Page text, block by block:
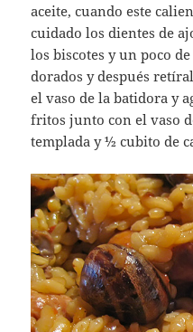
aceite, cuando este
cuidado los dientes de
los biscotes y un poco
dorados y después
el vaso de la batidora y
fritos junto con el vaso
templada y ½ cubito de